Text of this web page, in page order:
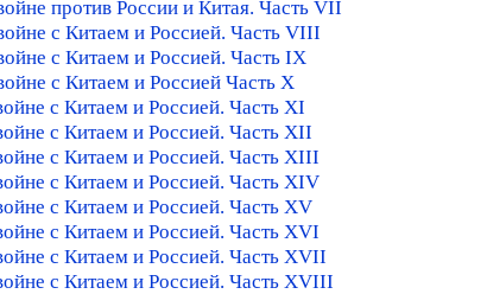
против России и Китая. Часть VII
с Китаем и Россией. Часть VIII
с Китаем и Россией. Часть IX
с Китаем и Россией Часть Х
с Китаем и Россией. Часть XI
с Китаем и Россией. Часть XII
с Китаем и Россией. Часть XIII
с Китаем и Россией. Часть XIV
с Китаем и Россией. Часть XV
с Китаем и Россией. Часть XVI
с Китаем и Россией. Часть XVII
с Китаем и Россией. Часть XVIII